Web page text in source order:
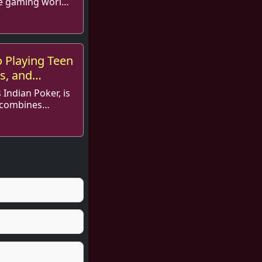
game has
Teen
and
Poker, is
Originating